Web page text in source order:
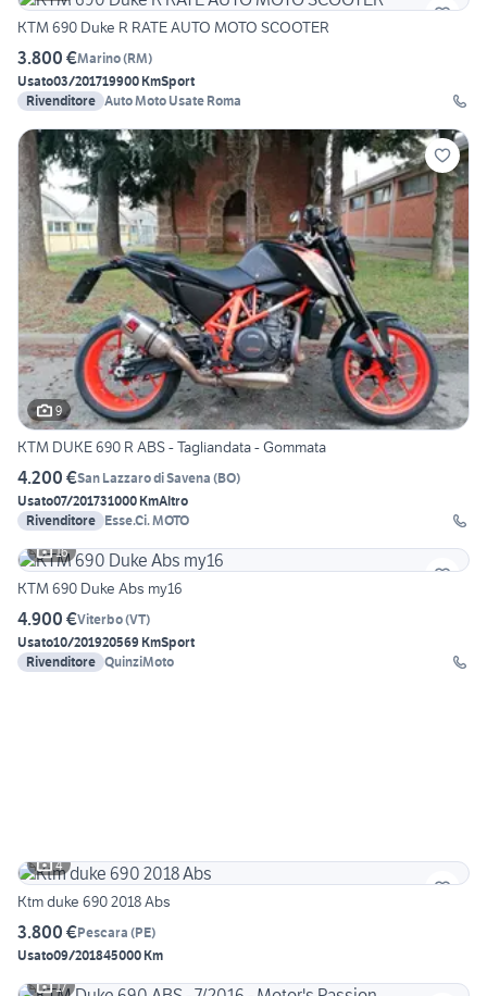
KTM 690 Duke R RATE AUTO MOTO SCOOTER
3.800 €Marino(RM)
Usato03/201719900 KmSport
Rivenditore Auto Moto Usate Roma
9
KTM DUKE 690 R ABS - Tagliandata - Gommata
4.200 €San Lazzaro di Savena (BO)
Usato07/201731000 KmAltro
Rivenditore Esse.Ci. MOTO
16
KTM 690 Duke Abs my16
4.900 €Viterbo(VT)
Usato10/201920569 KmSport
Rivenditore QuinziMoto
4
Ktm duke 690 2018 Abs
3.800 €Pescara (PE)
Usato09/201845000 Km
17